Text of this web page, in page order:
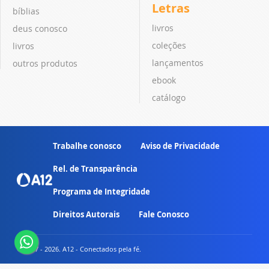
bíblias
deus conosco
livros
outros produtos
Letras
livros
coleções
lançamentos
ebook
catálogo
Trabalhe conosco Aviso de Privacidade
Rel. de Transparência
Programa de Integridade
Direitos Autorais Fale Conosco
© 2007 - 2026. A12 - Conectados pela fé.